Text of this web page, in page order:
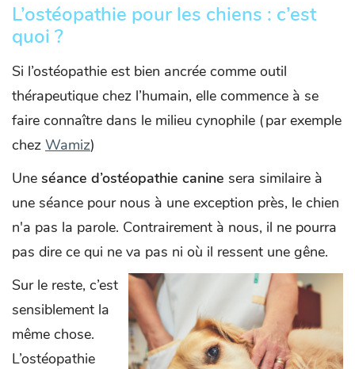
L’ostéopathie pour les chiens : c’est
quoi ?
Si l’ostéopathie est bien ancrée comme outil
thérapeutique chez l’humain, elle commence à se
faire connaître dans le milieu cynophile (par exemple
chez Wamiz)
Une séance d’ostéopathie canine sera similaire à
une séance pour nous à une exception près, le chien
n'a pas la parole. Contrairement à nous, il ne pourra
pas dire ce qui ne va pas ni où il ressent une gêne.
Sur le reste, c’est
sensiblement la
même chose.
L’ostéopathie